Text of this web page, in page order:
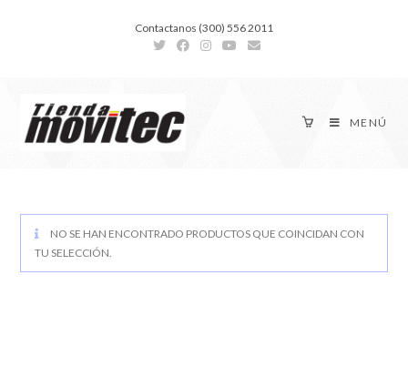
Contactanos (300) 556 2011
MENÚ
NO SE HAN ENCONTRADO PRODUCTOS QUE COINCIDAN CON
TU SELECCIÓN.